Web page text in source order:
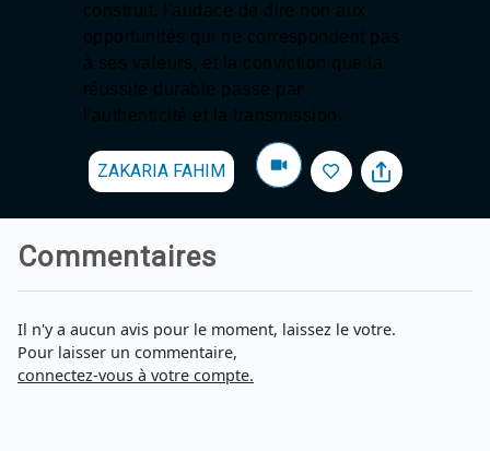
construit, l'audace de dire non aux
opportunités qui ne correspondent pas
à ses valeurs, et la conviction que la
réussite durable passe par
l'authenticité et la transmission.
ZAKARIA FAHIM
Commentaires
Il n'y a aucun avis pour le moment, laissez le votre.
Pour laisser un commentaire,
connectez-vous à votre compte.